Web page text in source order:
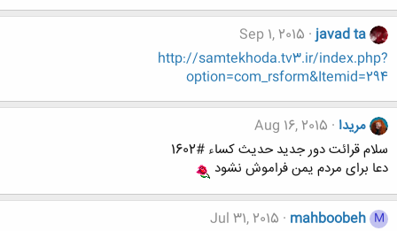
javad ta
Sep 1, 2015
http://samtekhoda.tv3.ir/index.php?
option=com_rsform&Itemid=294
مریدا Aug 16, 2015
سلام قرائت دور جدید حدیث کساء #1602
دعا برای مردم یمن فراموش نشود
M
mahboobeh
Jul 31, 2015